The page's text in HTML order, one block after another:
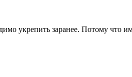
укрепить заранее. Потому что